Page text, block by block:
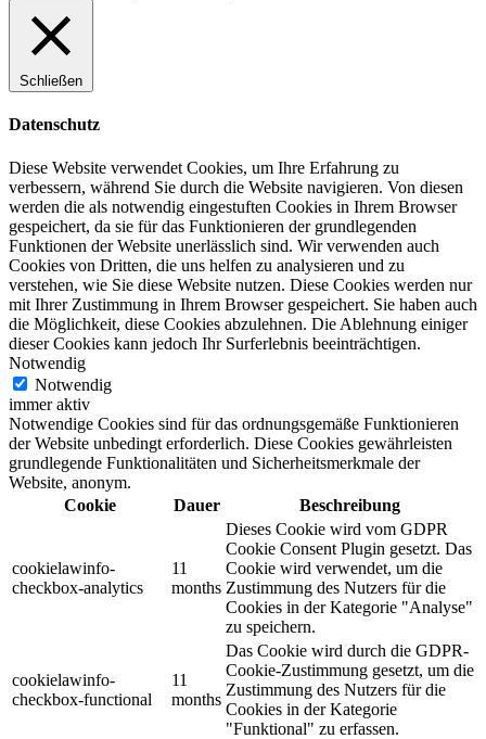
Schließen
Datenschutz
Diese Website verwendet Cookies, um Ihre Erfahrung zu
verbessern, während Sie durch die Website navigieren. Von diesen
werden die als notwendig eingestuften Cookies in Ihrem Browser
gespeichert, da sie für das Funktionieren der grundlegenden
Funktionen der Website unerlässlich sind. Wir verwenden auch
Cookies von Dritten, die uns helfen zu analysieren und zu
verstehen, wie Sie diese Website nutzen. Diese Cookies werden nur
mit Ihrer Zustimmung in Ihrem Browser gespeichert. Sie haben auch
die Möglichkeit, diese Cookies abzulehnen. Die Ablehnung einiger
dieser Cookies kann jedoch Ihr Surferlebnis beeinträchtigen.
Notwendig
Notwendig
immer aktiv
Notwendige Cookies sind für das ordnungsgemäße Funktionieren
der Website unbedingt erforderlich. Diese Cookies gewährleisten
grundlegende Funktionalitäten und Sicherheitsmerkmale der
Website, anonym.
Cookie
Dauer Beschreibung
cookielawinfo-
checkbox-analytics
11
months
Dieses Cookie wird vom GDPR
Cookie Consent Plugin gesetzt. Das
Cookie wird verwendet, um die
Zustimmung des Nutzers für die
Cookies in der Kategorie "Analyse"
zu speichern.
cookielawinfo-
checkbox-functional
11
months
Das Cookie wird durch die GDPR-
Cookie-Zustimmung gesetzt, um die
Zustimmung des Nutzers für die
Cookies in der Kategorie
"Funktional" zu erfassen.